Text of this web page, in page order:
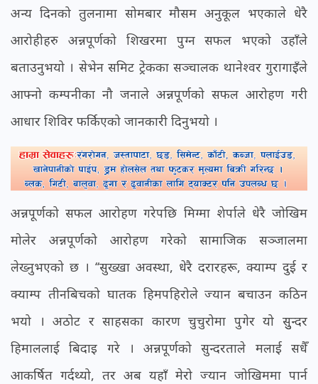
अन्य दिनको तुलनामा सोमबार मौसम अनुकूल भएकाले धेरै
आरोहीहरु अन्नपूर्णको शिखरमा पुग्न सफल भएको उहाँले
बताउनुभयो । सेभेन समिट ट्रेकका सञ्चालक थानेश्वर गुरागाइँले
आफ्नो कम्पनीका नौ जनाले अन्नपूर्णको सफल आरोहण गरी
आधार शिविर फर्किएको जानकारी दिनुभयो ।
अन्नपूर्णको सफल आरोहण गरेपछि मिग्मा शेर्पाले धेरै जोखिम
मोलेर अन्नपूर्णको आरोहण गरेको सामाजिक सञ्जालमा
लेख्नुभएको छ । ‘‘सुख्खा अवस्था, धेरै दरारहरू, क्याम्प दुई र
क्याम्प तीनबिचको घातक हिमपहिरोले ज्यान बचाउन कठिन
भयो । अठोट र साहसका कारण चुचुरोमा पुगेर यो सुुन्दर
हिमाललाई बिदाइ गरे । अन्नपूर्णको सुन्दरताले मलाई सधैँ
आकर्षित गर्दथ्यो, तर अब यहाँ मेरो ज्यान जोखिममा पार्न